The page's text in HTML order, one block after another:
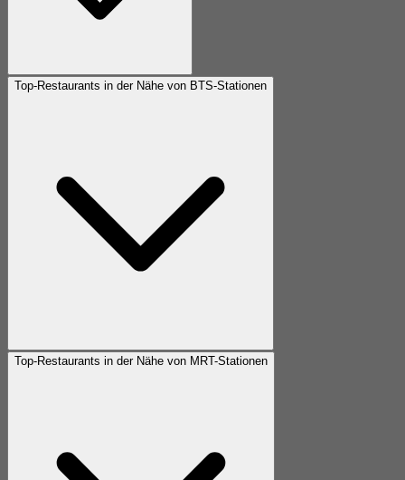
Top-Restaurants in der Nähe von BTS-Stationen
Top-Restaurants in der Nähe von MRT-Stationen